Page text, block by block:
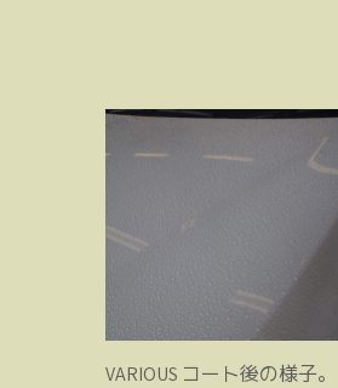
VARIOUS コート後の様子。